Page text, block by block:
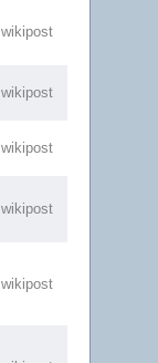
wikipost
wikipost
wikipost
wikipost
wikipost